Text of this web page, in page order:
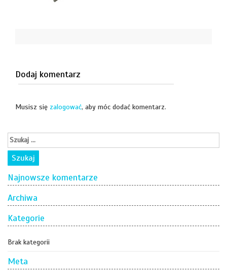
Dodaj komentarz
Musisz się zalogować, aby móc dodać komentarz.
Najnowsze komentarze
Archiwa
Kategorie
Brak kategorii
Meta